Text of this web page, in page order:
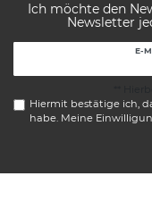
Ich möchte den
Newsletter
E-
Hiermit bestätige ich,
habe. Meine